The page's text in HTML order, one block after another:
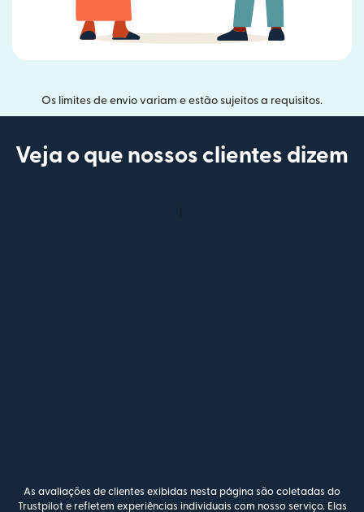
Os limites de envio variam e estão sujeitos a requisitos.
Veja o que nossos clientes dizem
As avaliações de clientes exibidas nesta página são coletadas do
Trustpilot e refletem experiências individuais com nosso serviço. Elas